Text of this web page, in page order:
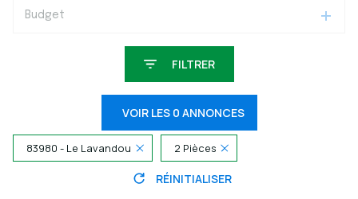
Budget
FILTRER
VOIR LES 0 ANNONCES
83980 - Le Lavandou 2 Pièces
RÉINITIALISER